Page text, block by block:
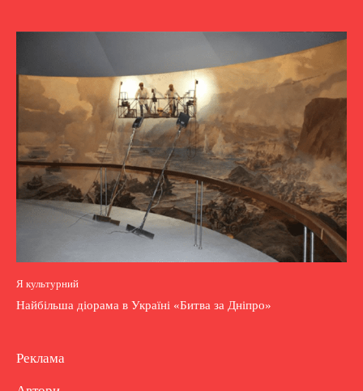
Я культурний
Найбільша діорама в Україні «Битва за Дніпро»
Реклама